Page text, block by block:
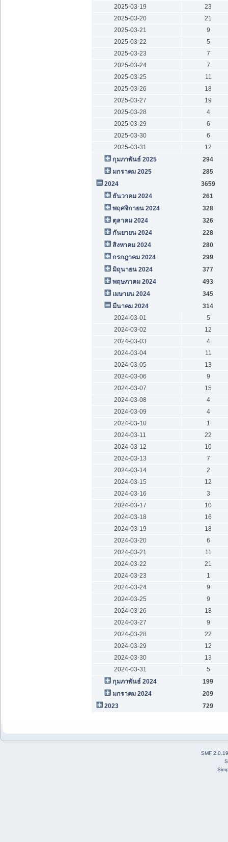
2025-03-19
23
2025-03-20
21
2025-03-21
9
2025-03-22
5
2025-03-23
7
2025-03-24
7
2025-03-25
11
2025-03-26
18
2025-03-27
19
2025-03-28
4
2025-03-29
6
2025-03-30
6
2025-03-31
12
กุมภาพันธ์ 2025
294
มกราคม 2025
285
2024
3659
ธันวาคม 2024
261
พฤศจิกายน 2024
328
ตุลาคม 2024
326
กันยายน 2024
228
สิงหาคม 2024
280
กรกฎาคม 2024
299
มิถุนายน 2024
377
พฤษภาคม 2024
493
เมษายน 2024
345
มีนาคม 2024
314
2024-03-01
5
2024-03-02
12
2024-03-03
4
2024-03-04
11
2024-03-05
13
2024-03-06
9
2024-03-07
15
2024-03-08
4
2024-03-09
4
2024-03-10
1
2024-03-11
22
2024-03-12
10
2024-03-13
7
2024-03-14
2
2024-03-15
12
2024-03-16
3
2024-03-17
10
2024-03-18
16
2024-03-19
18
2024-03-20
6
2024-03-21
11
2024-03-22
21
2024-03-23
1
2024-03-24
9
2024-03-25
9
2024-03-26
18
2024-03-27
9
2024-03-28
22
2024-03-29
12
2024-03-30
13
2024-03-31
5
กุมภาพันธ์ 2024
199
มกราคม 2024
209
2023
729
SMF 2.0.19